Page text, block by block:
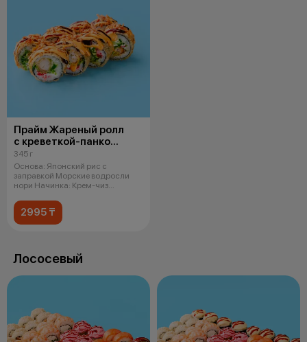
Прайм Жареный ролл
с креветкой-панко
и чукой
345 г
Основа: Японский рис с
заправкой Морские водросли
нори Начинка: Крем-чиз
2995 ₸
Лососевый